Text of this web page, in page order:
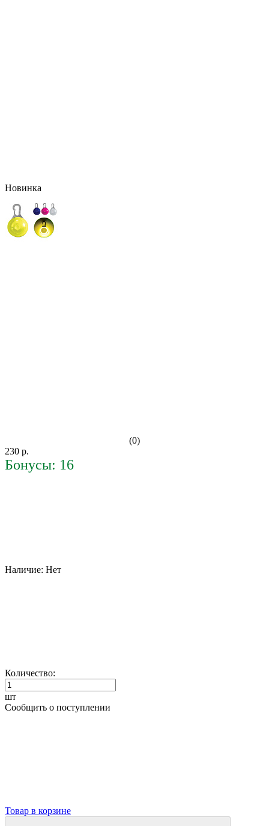
Новинка
(0)
230 р.
Бонусы: 16
Наличие: Нет
Количество:
шт
Сообщить о поступлении
Товар в корзине